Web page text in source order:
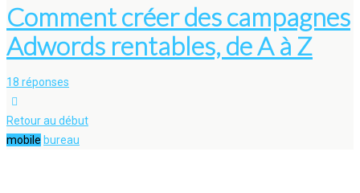
Comment créer des campagnes
Adwords rentables, de A à Z
18 réponses
Retour au début
mobile bureau